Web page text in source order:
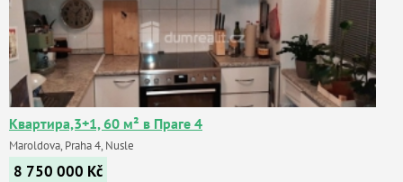
Квартира,3+1, 60 м² в Праге 4
Maroldova, Praha 4, Nusle
8 750 000 Kč